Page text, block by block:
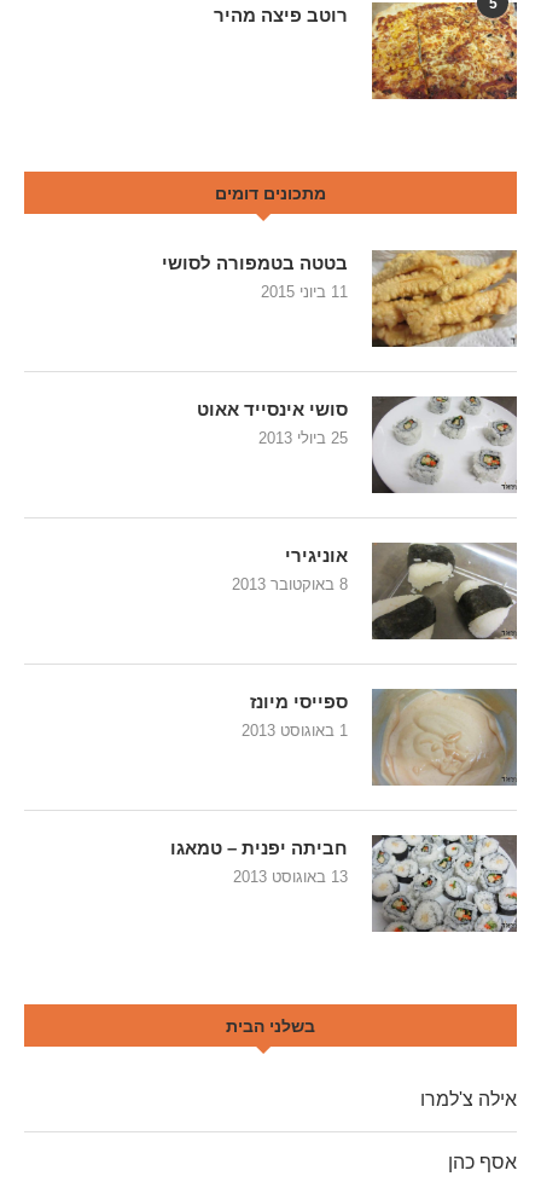
5
רוטב פיצה מהיר
מתכונים דומים
בטטה בטמפורה לסושי
11 ביוני 2015
סושי אינסייד אאוט
25 ביולי 2013
אוניגירי
8 באוקטובר 2013
ספייסי מיונז
1 באוגוסט 2013
חביתה יפנית – טמאגו
13 באוגוסט 2013
בשלני הבית
אילה צ'למרו
אסף כהן